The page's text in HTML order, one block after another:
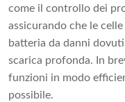
come il controllo dei
assicurando che le
batteria da danni
scarica profonda. In
funzioni in modo
possibile.